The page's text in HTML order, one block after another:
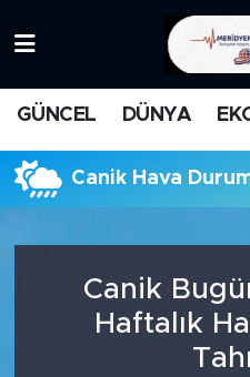
GÜNCEL DÜNYA
Canik Hava
Canik
Haftalık
FİNANS
Süper Lig Puan
Tüm Manşetler